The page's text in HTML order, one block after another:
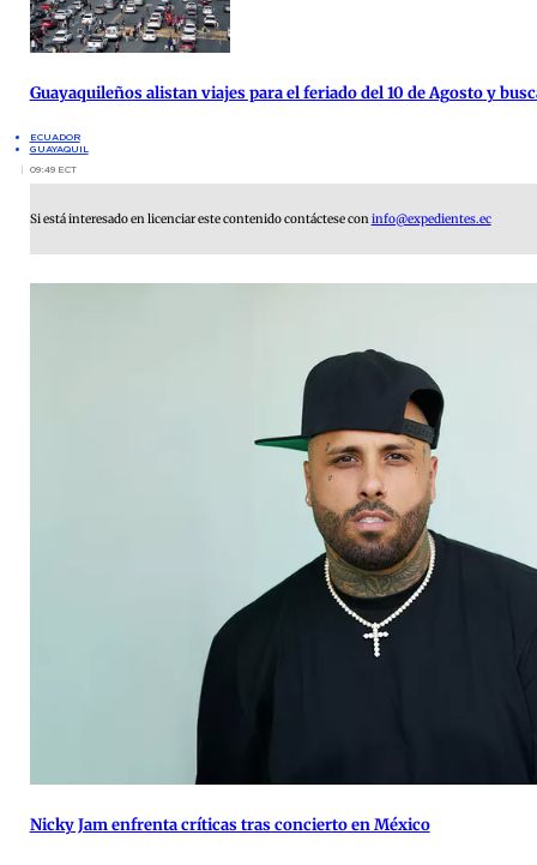
Guayaquileños alistan viajes para el feriado del 10 de Agosto y
ECUADOR
GUAYAQUIL
09:49 ECT
Si está interesado en licenciar este contenido contáctese coninfo@expedientes.ec
Nicky Jam enfrenta críticas tras concierto en México